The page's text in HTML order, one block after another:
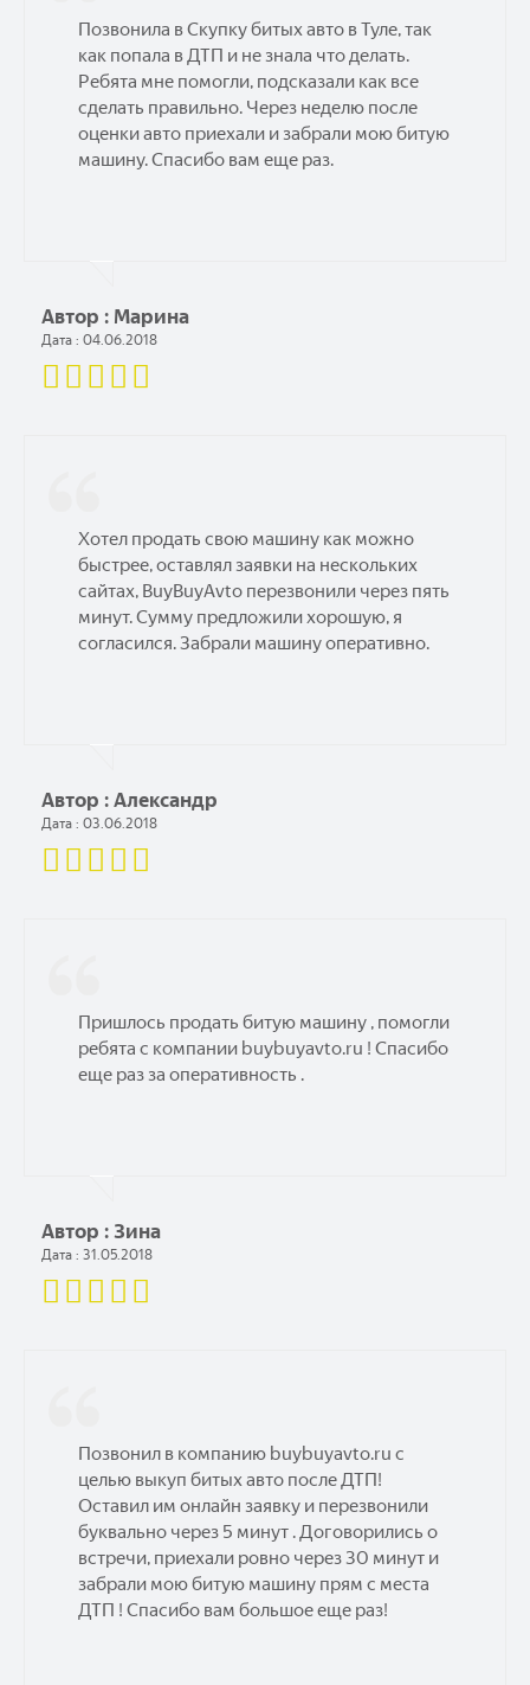
Позвонила в Скупку битых авто в Туле, так
как попала в ДТП и не знала что делать.
Ребята мне помогли, подсказали как все
сделать правильно. Через неделю после
оценки авто приехали и забрали мою битую
машину. Спасибо вам еще раз.
Автор : Марина
Дата : 04.06.2018
Хотел продать свою машину как можно
быстрее, оставлял заявки на нескольких
сайтах, BuyBuyAvto перезвонили через пять
минут. Сумму предложили хорошую, я
согласился. Забрали машину оперативно.
Автор : Александр
Дата : 03.06.2018
Пришлось продать битую машину , помогли
ребята с компании buybuyavto.ru ! Спасибо
еще раз за оперативность .
Автор : Зина
Дата : 31.05.2018
Позвонил в компанию buybuyavto.ru с
целью выкуп битых авто после ДТП!
Оставил им онлайн заявку и перезвонили
буквально через 5 минут . Договорились о
встречи, приехали ровно через 30 минут и
забрали мою битую машину прям с места
ДТП ! Спасибо вам большое еще раз!